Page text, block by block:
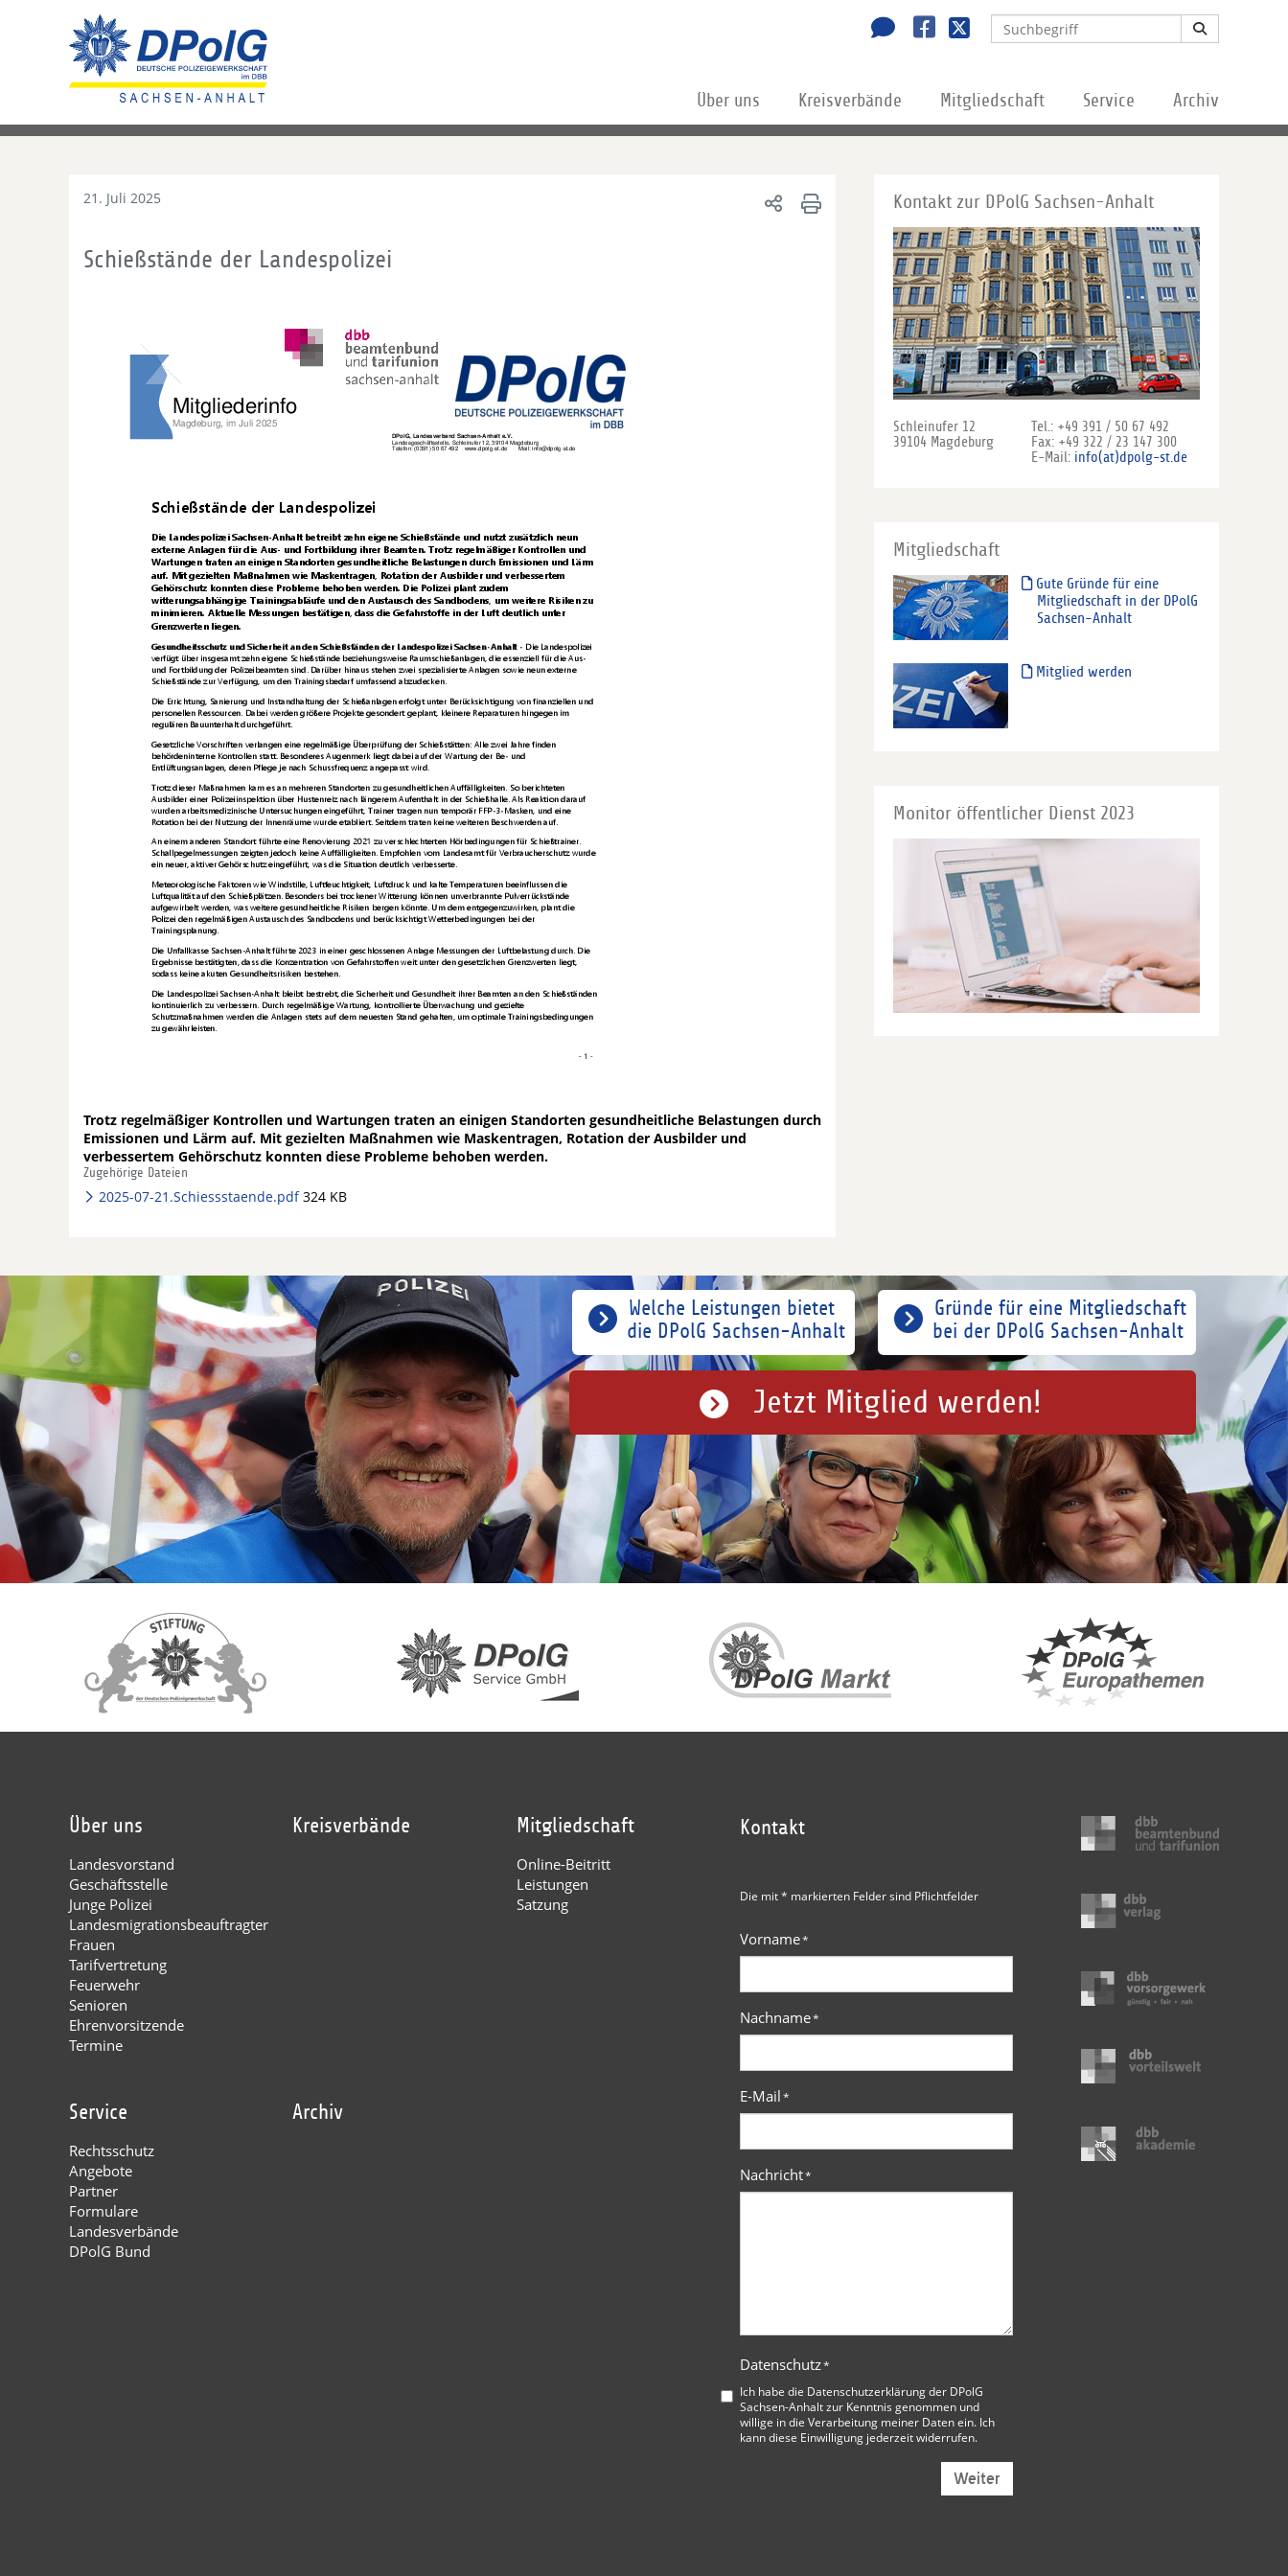
Über uns Kreisverbände Mitgliedschaft Service Archiv
21. Juli 2025
Schießstände der Landespolizei
Trotz regelmäßiger Kontrollen und Wartungen traten an einigen Standorten gesundheitliche Belastungen durch
Emissionen und Lärm auf. Mit gezielten Maßnahmen wie Maskentragen, Rotation der Ausbilder und
verbessertem Gehörschutz konnten diese Probleme behoben werden.
Zugehörige Dateien
2025-07-21.Schiessstaende.pdf324 KB
Kontakt zur DPolG Sachsen-Anhalt
Schleinufer 12
39104 Magdeburg
Tel.: +49 391 / 50 67 492
Fax: +49 322 / 23 147 300
E-Mail: info(at)dpolg-st.de
Mitgliedschaft
Gute Gründe für eine
Mitgliedschaft in der DPolG
Sachsen-Anhalt
Mitglied werden
Monitor öffentlicher Dienst 2023
Gründe für eine Mitgliedschaft
bei der DPolG Sachsen-Anhalt
Welche Leistungen bietet
die DPolG Sachsen-Anhalt
Jetzt Mitglied werden!
Über uns
Landesvorstand
Geschäftsstelle
Junge Polizei
Landesmigrationsbeauftragter
Frauen
Tarifvertretung
Feuerwehr
Senioren
Ehrenvorsitzende
Termine
Kreisverbände Mitgliedschaft
Online-Beitritt
Leistungen
Satzung
Service
Rechtsschutz
Angebote
Partner
Formulare
Landesverbände
DPolG Bund
Archiv
Kontakt
Die mit * markierten Felder sind Pflichtfelder
Vorname*
Nachname*
E-Mail*
Nachricht*
Datenschutz*
Ich habe die Datenschutzerklärung der DPolG
Sachsen-Anhaltzur Kenntnis genommen und
willige in die Verarbeitung meiner Daten ein. Ich
kann diese Einwilligung jederzeit widerrufen.
Weiter